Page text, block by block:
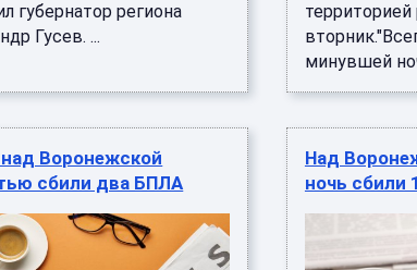
губернатор региона
Гусев. ...
территорией
минувшей
над Воронежской
сбили два БПЛА
Над
ночь сбили